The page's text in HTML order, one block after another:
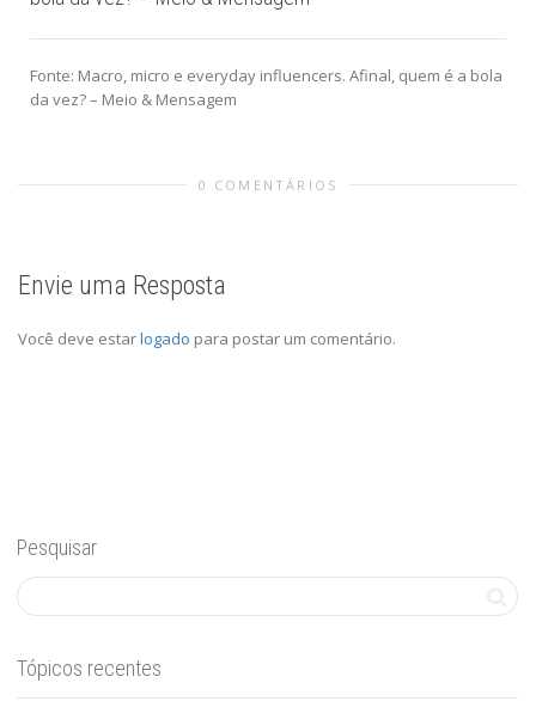
Fonte: Macro, micro e everyday influencers. Afinal, quem é a bola
da vez? – Meio & Mensagem
0 COMENTÁRIOS
Envie uma Resposta
Você deve estarlogado para postar um comentário.
Pesquisar
Tópicos recentes